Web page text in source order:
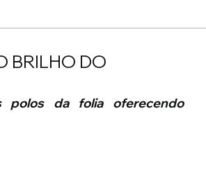
BRILHO DO
polos da folia oferecendo